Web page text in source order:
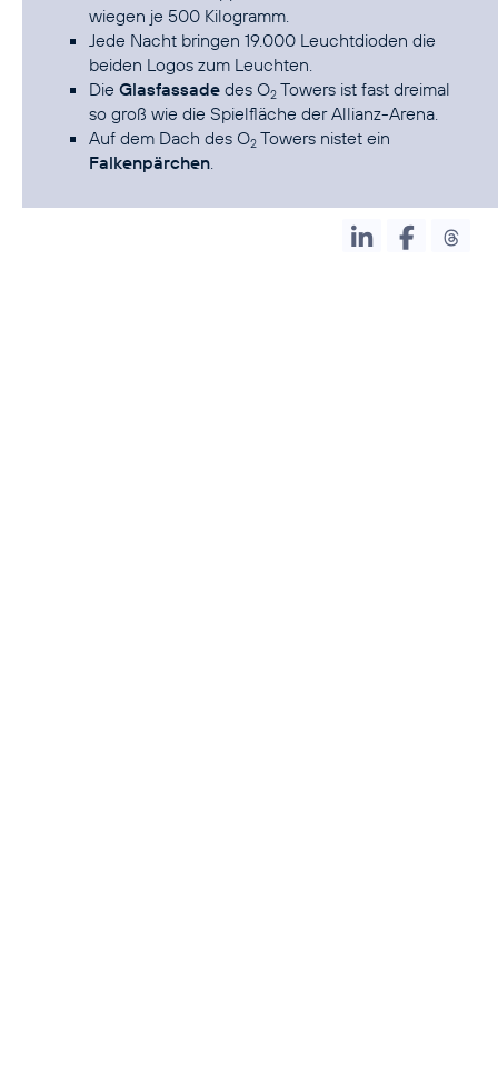
wiegen je 500 Kilogramm.
Jede Nacht bringen 19.000 Leuchtdioden die
beiden Logos zum Leuchten.
Die Glasfassade des O2 Towers ist fast dreimal
so groß wie die Spielfläche der Allianz-Arena.
Auf dem Dach des O2 Towers nistet ein
Falkenpärchen